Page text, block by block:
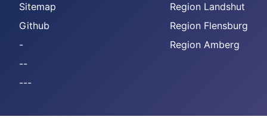
Sitemap
Github
-
--
---
Region Landshut
Region Flensburg
Region Amberg